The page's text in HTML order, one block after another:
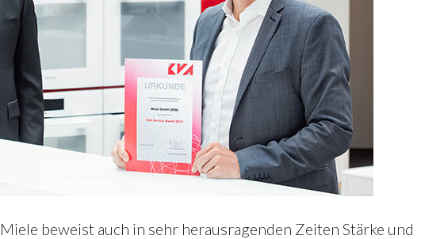
beweist auch in sehr herausragenden Zeiten Stärke und